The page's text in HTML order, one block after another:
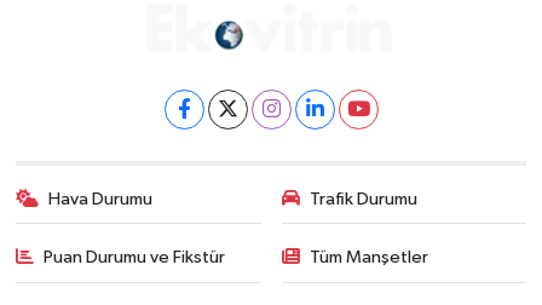
Hava Durumu Trafik Durumu
Puan Durumu ve Fikstür Tüm Manşetler